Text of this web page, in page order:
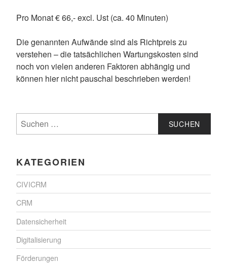
Pro Monat € 66,- excl. Ust (ca. 40 Minuten)
Die genannten Aufwände sind als Richtpreis zu
verstehen – die tatsächlichen Wartungskosten sind
noch von vielen anderen Faktoren abhängig und
können hier nicht pauschal beschrieben werden!
nach:
KATEGORIEN
CIVICRM
CRM
Datensicherheit
Digitalisierung
Förderungen